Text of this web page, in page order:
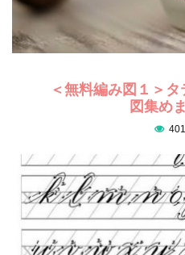
＜無料編み図１＞
図集め